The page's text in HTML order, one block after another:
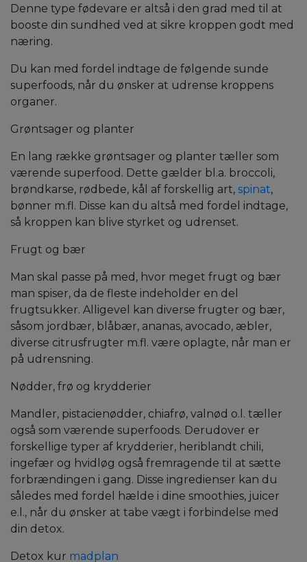
Denne type fødevare er altså i den grad med til at
booste din sundhed ved at sikre kroppen godt med
næring.
Du kan med fordel indtage de følgende sunde
superfoods, når du ønsker at udrense kroppens
organer.
Grøntsager og planter
En lang række grøntsager og planter tæller som
værende superfood. Dette gælder bl.a. broccoli,
brøndkarse, rødbede, kål af forskellig art, spinat,
bønner m.fl. Disse kan du altså med fordel indtage,
så kroppen kan blive styrket og udrenset.
Frugt og bær
Man skal passe på med, hvor meget frugt og bær
man spiser, da de fleste indeholder en del
frugtsukker. Alligevel kan diverse frugter og bær,
såsom jordbær, blåbær, ananas, avocado, æbler,
diverse citrusfrugter m.fl. være oplagte, når man er
på udrensning.
Nødder, frø og krydderier
Mandler, pistacienødder, chiafrø, valnød o.l. tæller
også som værende superfoods. Derudover er
forskellige typer af krydderier, heriblandt chili,
ingefær og hvidløg også fremragende til at sætte
forbrændingen i gang. Disse ingredienser kan du
således med fordel hælde i dine smoothies, juicer
e.l., når du ønsker at tabe vægt i forbindelse med
din detox.
Detox kur madplan